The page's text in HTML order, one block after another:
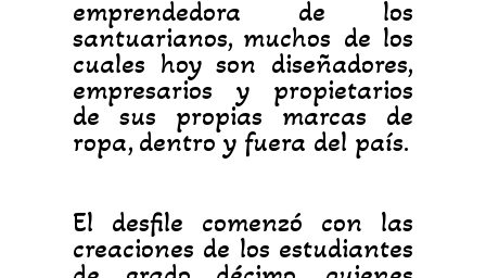
emprendedora de los
santuarianos, muchos de los
cuales hoy son diseñadores,
empresarios y propietarios
de sus propias marcas de
ropa, dentro y fuera del país.
El desfile comenzó con las
creaciones de los estudiantes